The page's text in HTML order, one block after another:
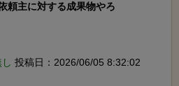
頼主に対する成果物やろ
投稿日：2026/06/05 8:32:02